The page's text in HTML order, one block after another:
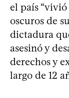
el país
oscuros de
dictadura
asesinó y
derechos y
largo de 12